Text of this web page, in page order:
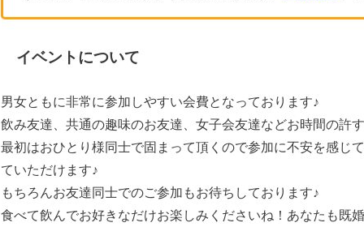
イベントについて
男女ともに非常に参加しやすい会費となっております♪
飲み友達、共通の趣味のお友達、女子会友達などお時間の許
最初はおひとり様同士で固まって頂くので参加に不安を感じ
ていただけます♪
もちろんお友達同士でのご参加もお待ちしております♪
食べて飲んでお好きなだけお楽しみくださいね！あなたも既